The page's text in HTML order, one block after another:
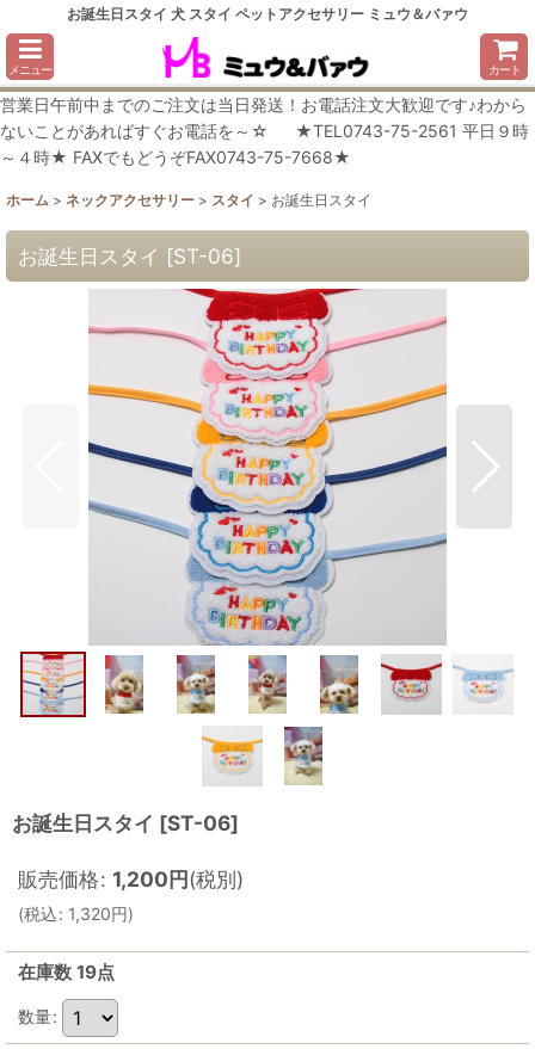
お誕生日スタイ 犬 スタイ ペットアクセサリー ミュウ＆バァウ
メニュー カート
営業日午前中までのご注文は当日発送！お電話注文大歓迎です♪わから
ないことがあればすぐお電話を～☆ ★TEL0743-75-2561 平日９時
～４時★ FAXでもどうぞFAX0743-75-7668★
ホーム > ネックアクセサリー > スタイ > お誕生日スタイ
お誕生日スタイ [ST-06]
お誕生日スタイ [ST-06]
販売価格: 1,200円(税別)
(税込: 1,320円)
在庫数 19点
数量: